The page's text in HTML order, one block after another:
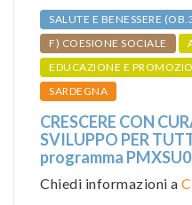
SALUTE E BENESSERE
F) COESIONE SOCIALE
EDUCAZIONE E
SARDEGNA
CRESCERE CON
SVILUPPO PER
programma
Chiedi informazioni a